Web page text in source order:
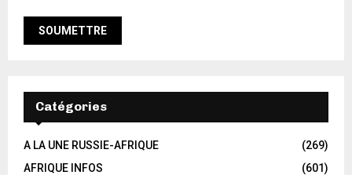
Catégories
A LA UNE RUSSIE-AFRIQUE
(269)
AFRIQUE INFOS
(601)